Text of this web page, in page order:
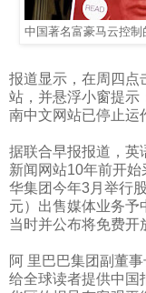
中国著名富豪马云控
报道显示，在周四点
站，并悬浮小窗提示
南中文网站已停止运
据联合早报报道，英
新闻网站10年前开始
华集团今年3月举行
元）出售媒体业务予
当时并公布将免费开
阿 里巴巴集团副董
给全球读者提供中国